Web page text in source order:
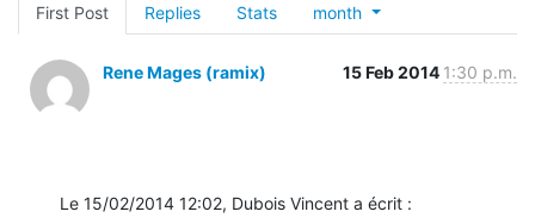
First Post Replies Stats month
Rene Mages (ramix) 15 Feb 2014 1:30 p.m.
Le 15/02/2014 12:02, Dubois Vincent a écrit :